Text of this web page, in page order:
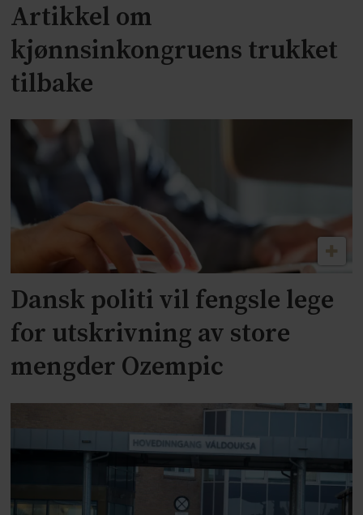
Artikkel om
kjønnsinkongruens trukket
tilbake
Dansk politi vil fengsle lege
for utskrivning av store
mengder Ozempic